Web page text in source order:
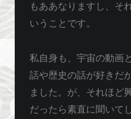
もああなりますし、そ
いうことです。
私自身も、宇宙の動画
話や歴史の話が好きだ
ました。が、それほど
だったら素直に聞いて